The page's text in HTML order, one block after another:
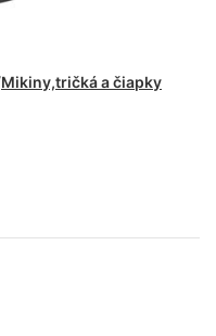
Mikiny,tričká a čiapky